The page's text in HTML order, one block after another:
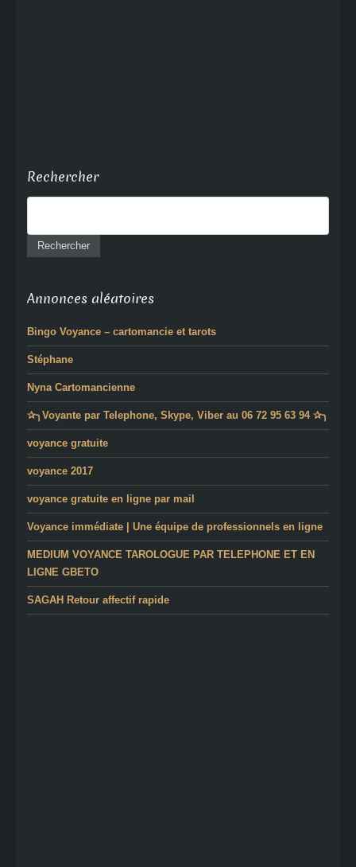
Rechercher
Annonces aléatoires
Bingo Voyance – cartomancie et tarots
Stéphane
Nyna Cartomancienne
✰╮Voyante par Telephone, Skype, Viber au 06 72 95 63 94 ✰╮
voyance gratuite
voyance 2017
voyance gratuite en ligne par mail
Voyance immédiate | Une équipe de professionnels en ligne
MEDIUM VOYANCE TAROLOGUE PAR TELEPHONE ET EN
LIGNE GBETO
SAGAH Retour affectif rapide